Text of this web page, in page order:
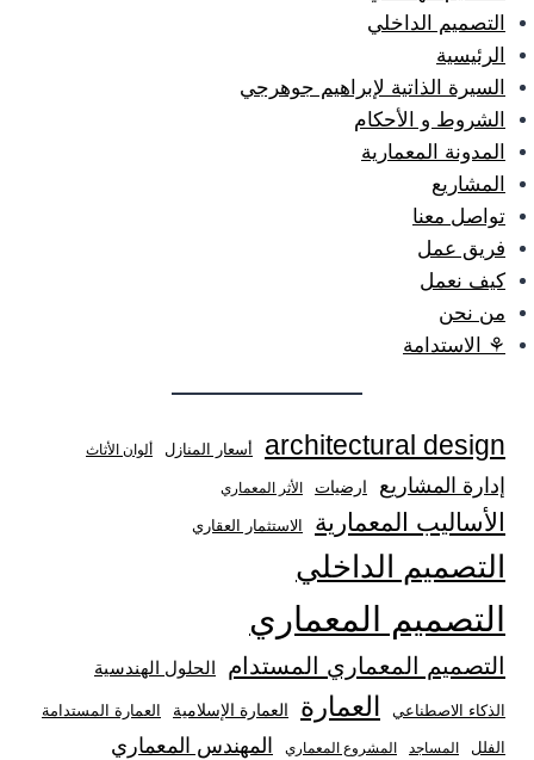
التصميم الداخلي
الرئيسية
السيرة الذاتية لإبراهيم جوهرجي
الشروط و الأحكام
المدونة المعمارية
المشاريع
تواصل معنا
فريق عمل
كيف نعمل
من نحن
⚘ الاستدامة
architectural design أسعار المنازل ألوان الأثاث
إدارة المشاريع ارضيات الأثر المعماري
الأساليب المعمارية الاستثمار العقاري
التصميم الداخلي
التصميم المعماري
التصميم المعماري المستدام الحلول الهندسية
الذكاء الاصطناعي العمارة العمارة الإسلامية العمارة المستدامة
الفلل المساجد المشروع المعماري المهندس المعماري